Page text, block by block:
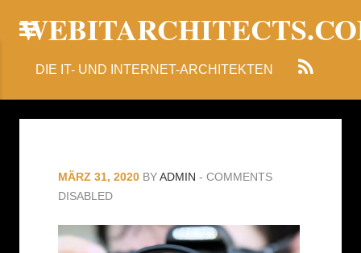
DIE IT- UND INTERNET-ARCHITEKTEN
MÄRZ 31, 2020 BYADMIN - COMMENTS
DISABLED